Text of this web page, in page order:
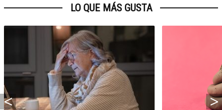
LO QUE MÁS GUSTA